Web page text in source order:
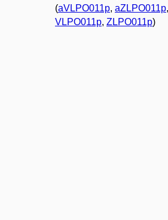
(aVLPO011p, aZLPO011p,
VLPO011p, ZLPO011p)